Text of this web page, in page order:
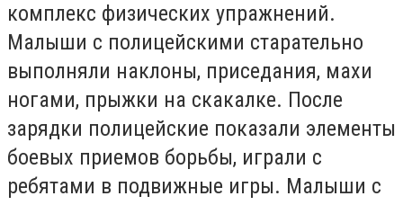
комплекс физических упражнений.
Малыши с полицейскими старательно
выполняли наклоны, приседания, махи
ногами, прыжки на скакалке. После
зарядки полицейские показали элементы
боевых приемов борьбы, играли с
ребятами в подвижные игры. Малыши с